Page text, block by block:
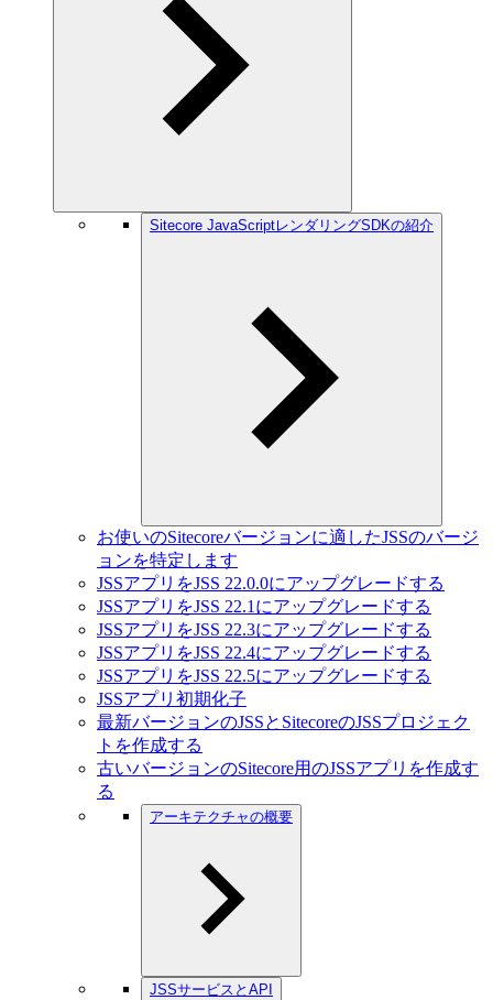
Sitecore JavaScriptレンダリングSDKの紹介
お使いのSitecoreバージョンに適したJSSのバージ
ョンを特定します
JSSアプリをJSS 22.0.0にアップグレードする
JSSアプリをJSS 22.1にアップグレードする
JSSアプリをJSS 22.3にアップグレードする
JSSアプリをJSS 22.4にアップグレードする
JSSアプリをJSS 22.5にアップグレードする
JSSアプリ初期化子
最新バージョンのJSSとSitecoreのJSSプロジェク
トを作成する
古いバージョンのSitecore用のJSSアプリを作成す
る
アーキテクチャの概要
JSSサービスとAPI